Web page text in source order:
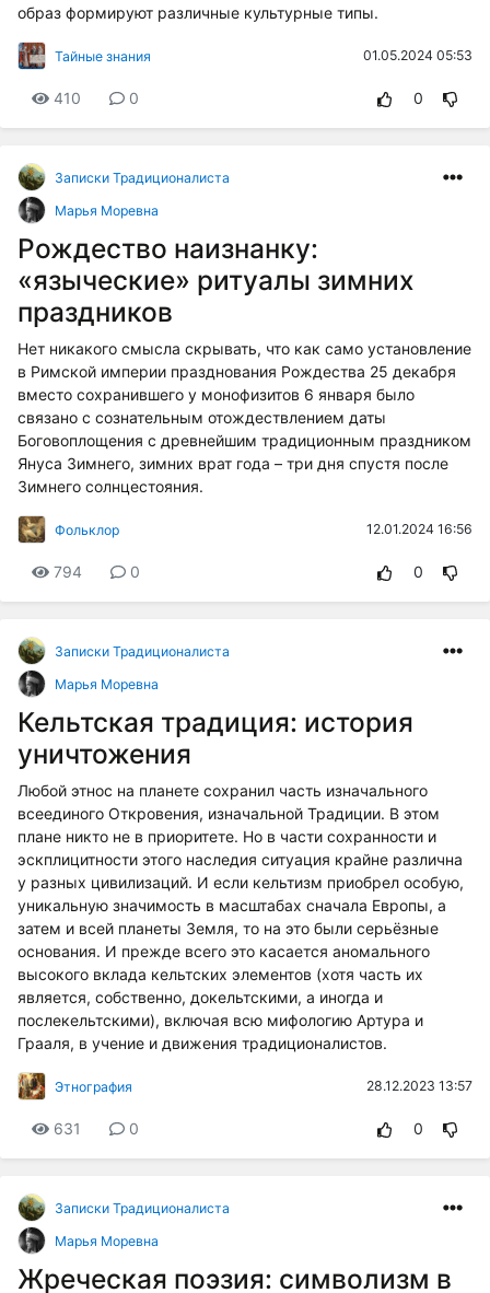
образ формируют различные культурные типы.
Тайные знания 01.05.2024 05:53
410 0 0
Записки Традиционалиста
Марья Моревна
Рождество наизнанку:
«языческие» ритуалы зимних
праздников
Нет никакого смысла скрывать, что как само установление
в Римской империи празднования Рождества 25 декабря
вместо сохранившего у монофизитов 6 января было
связано с сознательным отождествлением даты
Боговоплощения с древнейшим традиционным праздником
Януса Зимнего, зимних врат года – три дня спустя после
Зимнего солнцестояния.
Фольклор 12.01.2024 16:56
794 0 0
Записки Традиционалиста
Марья Моревна
Кельтская традиция: история
уничтожения
Любой этнос на планете сохранил часть изначального
всеединого Откровения, изначальной Традиции. В этом
плане никто не в приоритете. Но в части сохранности и
эскплицитности этого наследия ситуация крайне различна
у разных цивилизаций. И если кельтизм приобрел особую,
уникальную значимость в масштабах сначала Европы, а
затем и всей планеты Земля, то на это были серьёзные
основания. И прежде всего это касается аномального
высокого вклада кельтских элементов (хотя часть их
является, собственно, докельтскими, а иногда и
послекельтскими), включая всю мифологию Артура и
Грааля, в учение и движения традиционалистов.
Этнография 28.12.2023 13:57
631 0 0
Записки Традиционалиста
Марья Моревна
Жреческая поэзия: символизм в